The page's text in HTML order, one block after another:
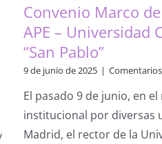
Convenio Marco
APE – Universidad
“San Pablo”
9 de junio de 2025 |
El pasado 9 de junio, en
institucional por diversas
Madrid, el rector de la